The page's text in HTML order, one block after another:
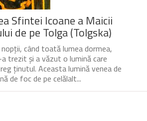
Sfintei Icoane a Maicii
de pe Tolga (Tolgska)
când toată lumea dormea,
trezit și a văzut o lumină care
ținutul. Aceasta lumină venea de
de foc de pe celălalt...